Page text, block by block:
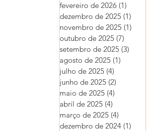
fevereiro de 2026 (1)
dezembro de 2025 (1)
novembro de 2025 (1)
outubro de 2025 (7)
setembro de 2025 (3)
agosto de 2025 (1)
julho de 2025 (4)
junho de 2025 (2)
maio de 2025 (4)
abril de 2025 (4)
março de 2025 (4)
dezembro de 2024 (1)